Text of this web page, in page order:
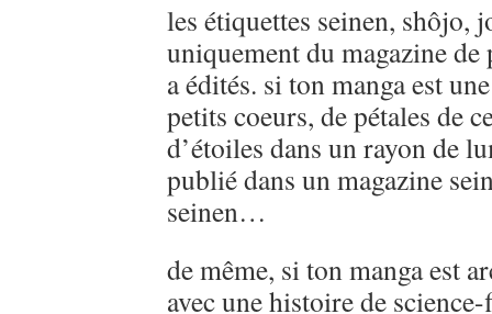
les étiquettes seinen, shôjo,
uniquement du magazine
a édités. si ton manga est
petits coeurs, de pétales de
d’étoiles dans un rayon de
publié dans un magazine
seinen…
de même, si ton manga est
avec une histoire de